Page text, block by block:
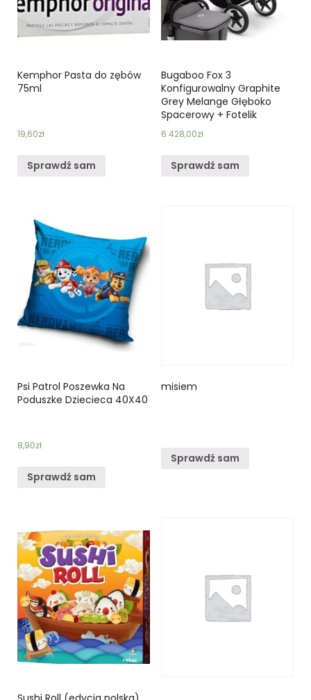
Kemphor Pasta do zębów
75ml
19,60zł
Sprawdź sam
Bugaboo Fox 3
Konfigurowalny Graphite
Grey Melange Głęboko
Spacerowy + Fotelik
6 428,00zł
Sprawdź sam
Psi Patrol Poszewka Na
Poduszke Dziecieca 40X40
8,90zł
Sprawdź sam
misiem
Sprawdź sam